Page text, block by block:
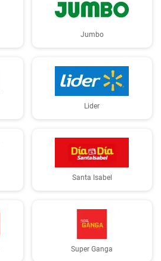
Jumbo
Lider
Santa Isabel
Super Ganga